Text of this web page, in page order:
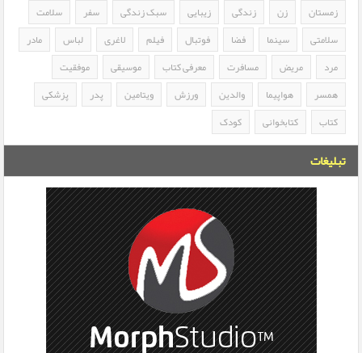
زمستان
زن زندگی زیبایی سبک زندگی سفر
سلامت
سلامتی
سینما فضا فوتبال فیلم لاغری لباس
مادر
مرد
مریض مسافرت معرفی کتاب موسیقی
موفقیت
همسر
هواپیما والدین ورزش ویتامین پدر
پزشکی
کتاب
کتابخوانی کودک
تبلیغات